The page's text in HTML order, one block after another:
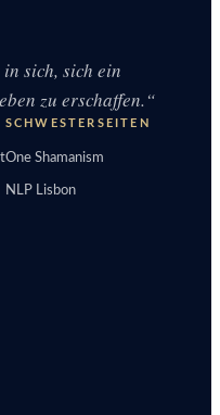
sich, sich ein
zu erschaffen.“
SCHWESTERSEITEN
One Shamanism
NLP Lisbon